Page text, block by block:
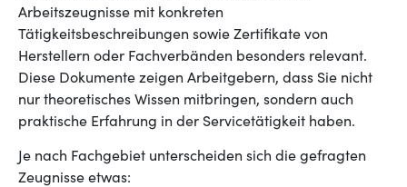
Arbeitszeugnisse mit konkreten
Tätigkeitsbeschreibungen sowie Zertifikate von
Herstellern oder Fachverbänden besonders relevant.
Diese Dokumente zeigen Arbeitgebern, dass Sie nicht
nur theoretisches Wissen mitbringen, sondern auch
praktische Erfahrung in der Servicetätigkeit haben.
Je nach Fachgebiet unterscheiden sich die gefragten
Zeugnisse etwas: